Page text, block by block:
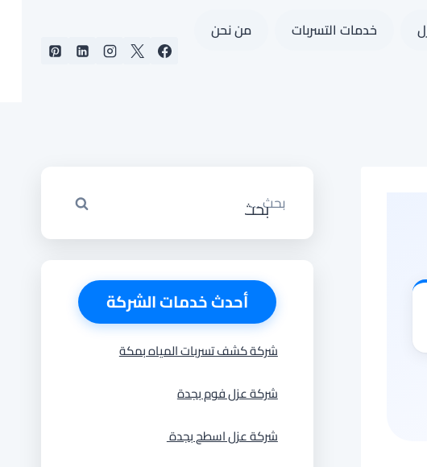
خدمات التسربات
من نحن
البحث
عن:
أحدث خدمات الشركة
شركة كشف تسربات المياه بمكة
شركة عزل فوم بجدة
شركة عزل اسطح بجدة